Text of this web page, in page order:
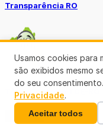
Transparência RO
Tô no Controle TCE-RO
Ver mais
Usamos cookies para
são exibidos mesmo
do seu
Privacidade.
Aceitar todos